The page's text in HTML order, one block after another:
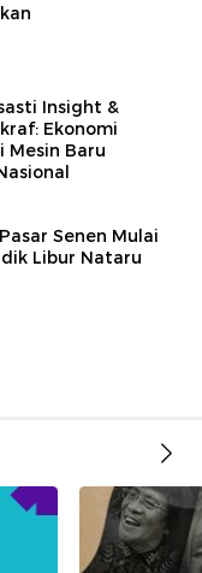
Insight &
Ekonomi
Mesin Baru
Senen Mulai
Libur Nataru